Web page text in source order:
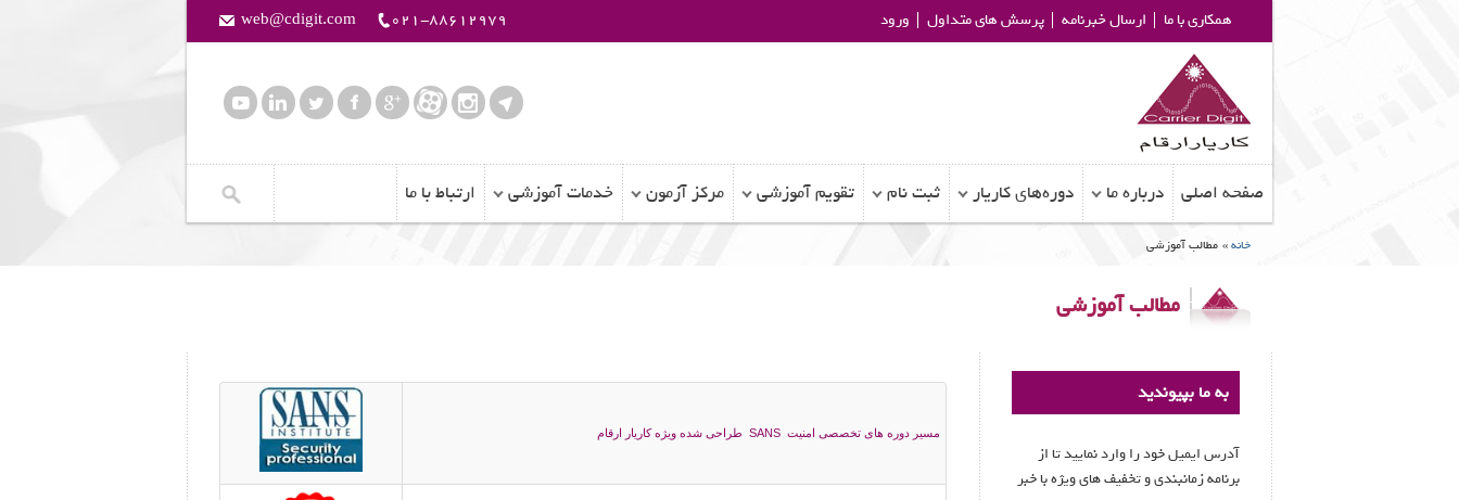
همکاری با ما ارسال خبرنامه پرسش های متداول ورود 021-88612979
web@cdigit.com
صفحه اصلی درباره ما دوره‌های کاریار ثبت نام تقویم آموزشی مرکز آزمون خدمات آموزشی ارتباط با ما
خانه» مطالب آموزشی
مطالب آموزشی
به ما بپیوندید
آدرس ایمیل خود را وارد نمایید تا از
برنامه زمانبندی و تخفیف های ویژه با خبر
مسیر دوره های تخصصی امنیت SANS طراحی شده ویژه کاریار ارقام